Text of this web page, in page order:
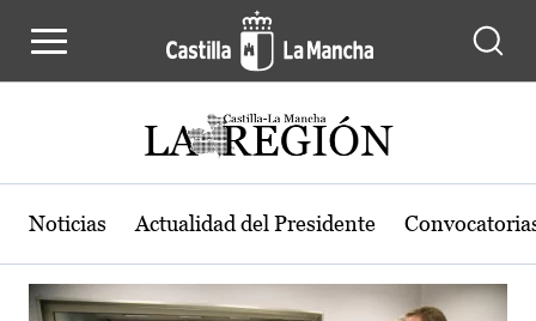
Actualidad de la región de Castilla-
Noticias Actualidad del Presidente